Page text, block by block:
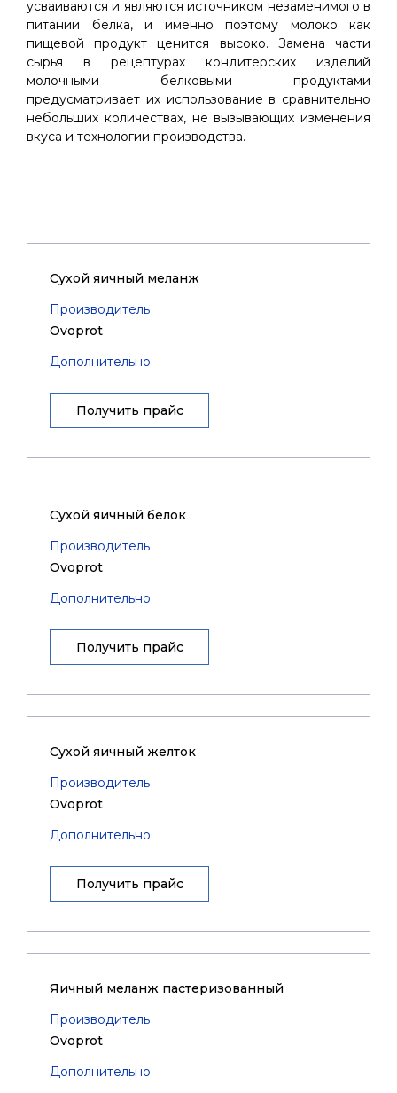
усваиваются и являются источником незаменимого в
питании белка, и именно поэтому молоко как
пищевой продукт ценится высоко. Замена части
сырья в рецептурах кондитерских изделий
молочными белковыми продуктами
предусматривает их использование в сравнительно
небольших количествах, не вызывающих изменения
вкуса и технологии производства.
Cухой яичный меланж
Производитель
Ovoprot
Дополнительно
Получить прайс
Сухой яичный белок
Производитель
Ovoprot
Дополнительно
Получить прайс
Сухой яичный желток
Производитель
Ovoprot
Дополнительно
Получить прайс
Яичный меланж пастеризованный
Производитель
Ovoprot
Дополнительно